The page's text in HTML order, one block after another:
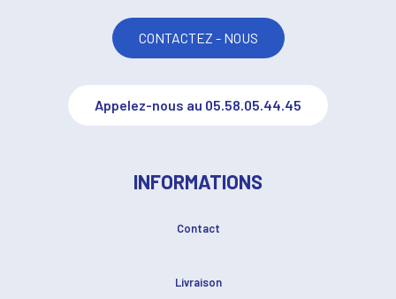
CONTACTEZ - NOUS
Appelez-nous au 05.58.05.44.45
INFORMATIONS
Contact
Livraison